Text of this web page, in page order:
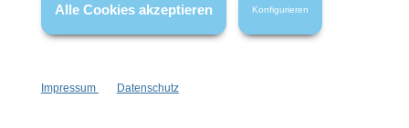
Alle Cookies akzeptieren Konfigurieren
Impressum Datenschutz